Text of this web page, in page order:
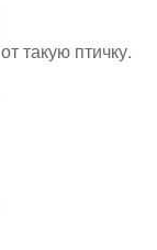
такую птичку.